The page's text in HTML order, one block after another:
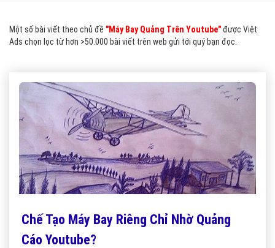
Một số bài viết theo chủ đề "Máy Bay Quảng Trên Youtube"được Việt
Ads chọn lọc từ hơn >50.000 bài viết trên web gửi tới quý bạn đọc.
Chế Tạo Máy Bay Riêng Chỉ Nhờ Quảng
Cáo Youtube?